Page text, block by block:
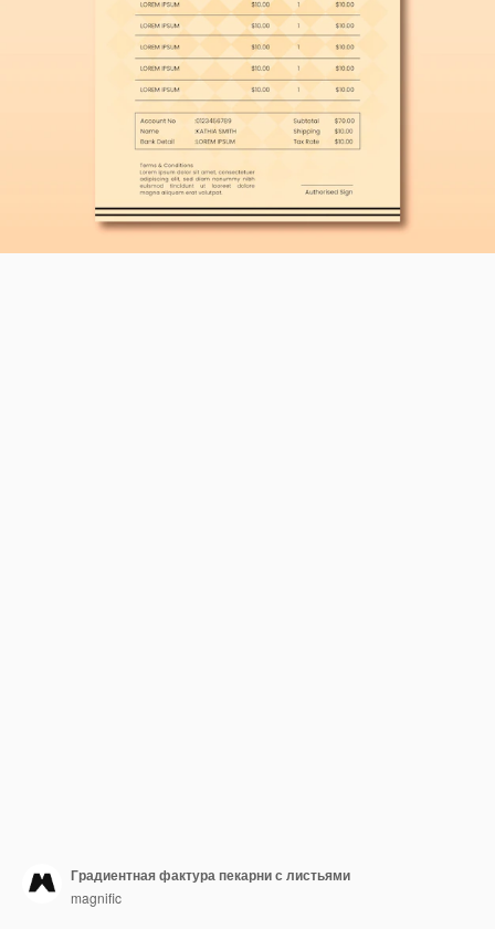
Градиентная фактура пекарни с листьями
magnific